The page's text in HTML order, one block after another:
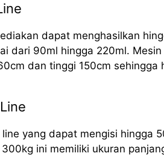
dapat menghasilkan
dari 90ml hingga 220ml.
dan tinggi 150cm
yang dapat mengisi hingga
ini memiliki ukuran